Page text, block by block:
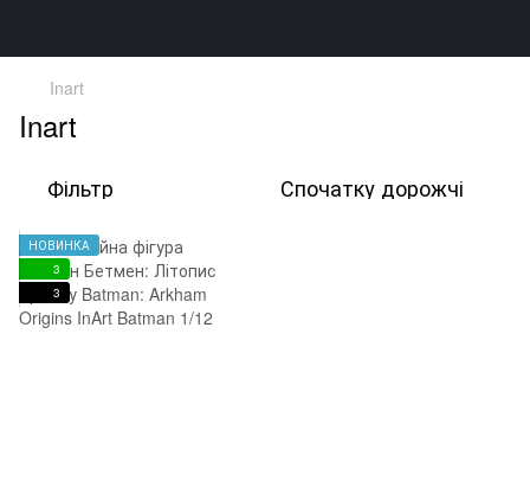
Inart
Inart
Фільтр Спочатку дорожчі
НОВИНКА
3
3